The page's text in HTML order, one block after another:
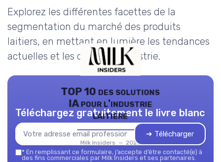
Explorez les différentes facettes de la
segmentation du marché des produits
laitiers, en mettant en lumière les tendances
actuelles et les défis de l'industrie.
TOP 10 des solutions
IA pour l'industrie
laitière
Milk Insiders — 2026
Téléchargez gratuitement le livre blanc
➔ Télécharger
* En remplissant ce formulaire, j’accepte d’être contacté(e) à
des fins commerciales par Milk Insiders et ses partenaires.